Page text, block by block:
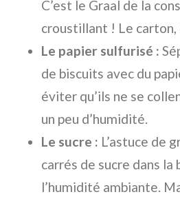
C’est le Graal de la
croustillant ! Le carton,
Le papier sulfurisé :
de biscuits avec du
éviter qu’ils ne se
un peu d’humidité.
Le sucre : L’astuce de
carrés de sucre dans
l’humidité ambiante.